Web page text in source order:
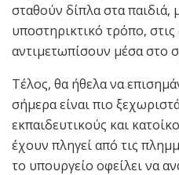
σταθούν δίπλα στα παιδιά,
υποστηρικτικό τρόπο,
αντιμετωπίσουν μέσα στο
Τέλος, θα ήθελα να
σήμερα είναι πιο
εκπαιδευτικούς και
έχουν πληγεί από τις
το υπουργείο οφείλει να